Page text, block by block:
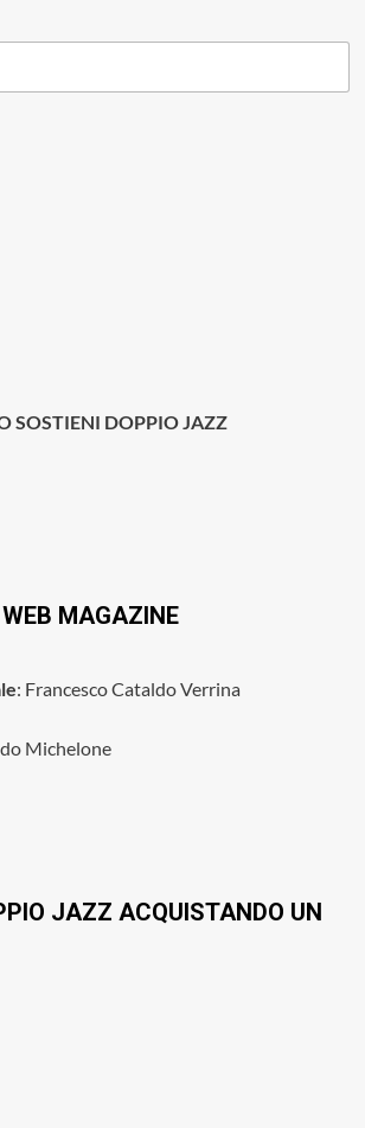
SOSTIENI DOPPIO JAZZ
MAGAZINE
: Francesco Cataldo Verrina
Michelone
JAZZ ACQUISTANDO UN